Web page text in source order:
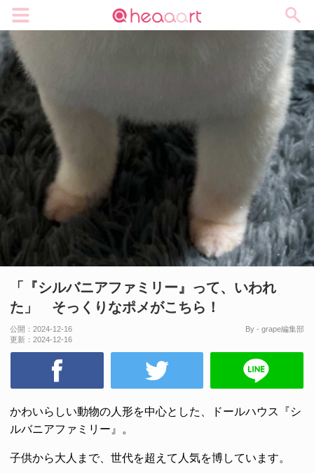
「『シルバニアファミリー』って、いわれ
た」 そっくりなポメがこちら！
公開： 2024-12-16
更新： 2024-12-16
By - grape編集部
かわいらしい動物の人形を中心とした、ドールハウス『シ
ルバニアファミリー』。
子供から大人まで、世代を超えて人気を博しています。